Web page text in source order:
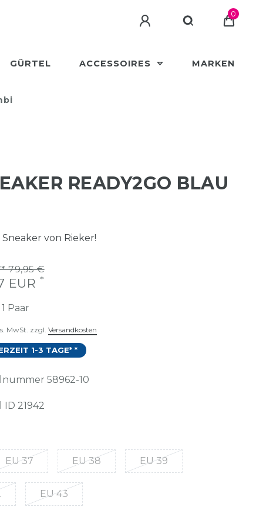
0
GÜRTEL ACCESSOIRES MARKEN
READY2GO BLAU
von Rieker!
79,95 €
EUR *
1 Paar
MwSt. zzgl. Versandkosten
1-3 TAGE* *
58962-10
ID 21942
EU 37 EU 38 EU 39
EU 43